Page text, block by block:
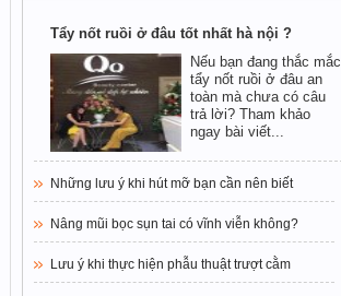
Tẩy nốt ruồi ở đâu tốt nhất hà nội ?
Nếu bạn đang thắc mắc
tẩy nốt ruồi ở đâu an
toàn mà chưa có câu
trả lời? Tham khảo
ngay bài viết...
Những lưu ý khi hút mỡ bạn cần nên biết
Nâng mũi bọc sụn tai có vĩnh viễn không?
Lưu ý khi thực hiện phẫu thuật trượt cằm